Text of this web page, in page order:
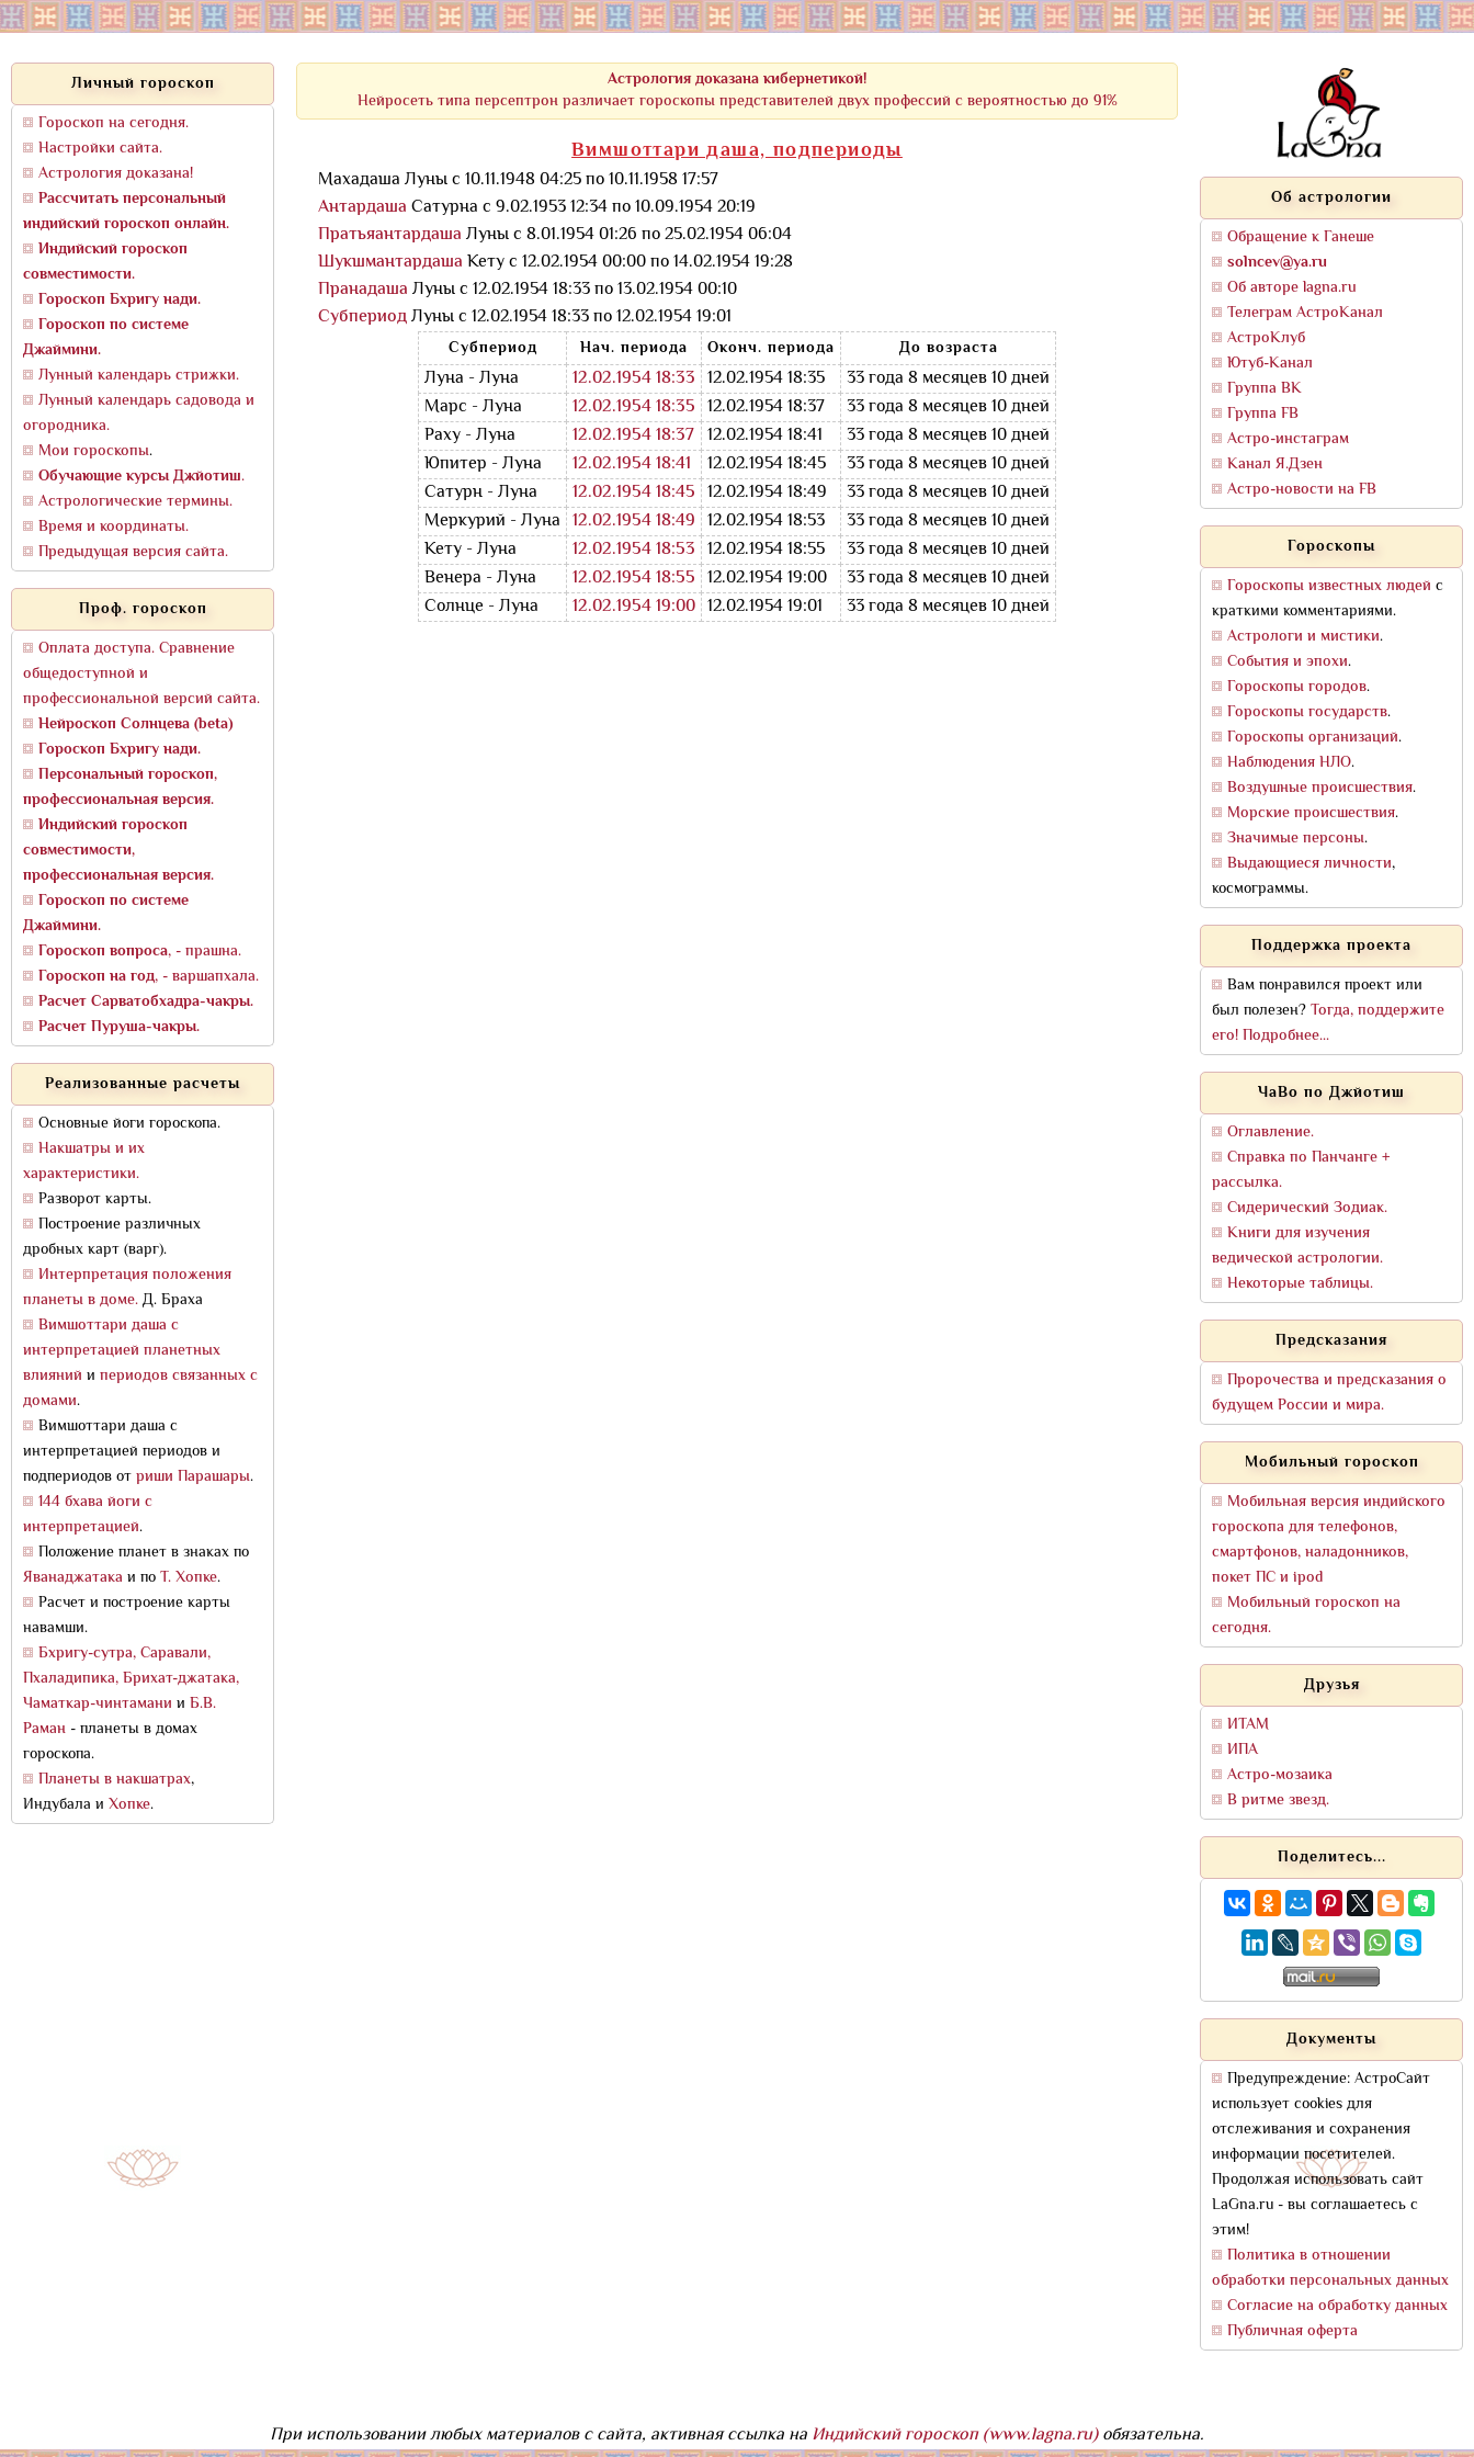
Личный гороскоп
Гороскоп на сегодня.
Настройки сайта.
Астрология доказана!
Рассчитать персональный
индийский гороскоп онлайн.
Индийский гороскоп
совместимости.
Гороскоп Бхригу нади.
Гороскоп по системе
Джаймини.
Лунный календарь стрижки.
Лунный календарь садовода и
огородника.
Мои гороскопы.
Обучающие курсы Джйотиш.
Астрологические термины.
Время и координаты.
Предыдущая версия сайта.
Проф. гороскоп
Оплата доступа. Сравнение
общедоступной и
профессиональной версий сайта.
Нейроскоп Солнцева (beta)
Гороскоп Бхригу нади.
Персональный гороскоп,
профессиональная версия.
Индийский гороскоп
совместимости,
профессиональная версия.
Гороскоп по системе
Джаймини.
Гороскоп вопроса, - прашна.
Гороскоп на год, - варшапхала.
Расчет Сарватобхадра-чакры.
Расчет Пуруша-чакры.
Реализованные расчеты
Основные йоги гороскопа.
Накшатры и их
характеристики.
Разворот карты.
Построение различных
дробных карт (варг).
Интерпретация положения
планеты в доме.Д. Браха
Вимшоттари даша с
интерпретацией планетных
влияний и периодов связанных с
домами.
Вимшоттари даша с
интерпретацией периодов и
подпериодов отриши Парашары.
144 бхава йоги с
интерпретацией.
Положение планет в знаках по
Яванаджатака и поТ. Хопке.
Расчет и построение карты
навамши.
Бхригу-сутра, Саравали,
Пхаладипика, Брихат-джатака,
Чаматкар-чинтамани и Б.В.
Раман - планеты в домах
гороскопа.
Планеты в накшатрах,
Индубала и Хопке.
Астрология доказана кибернетикой!
Нейросеть типа персептрон различает гороскопы представителей двух профессий с вероятностью до 91%
Вимшоттари даша, подпериоды
Махадаша Луны с 10.11.1948 04:25 по 10.11.1958 17:57
Антардаша Сатурна с 9.02.1953 12:34 по 10.09.1954 20:19
Пратьяантардаша Луны с 8.01.1954 01:26 по 25.02.1954 06:04
Шукшмантардаша Кету с 12.02.1954 00:00 по 14.02.1954 19:28
Пранадаша Луны с 12.02.1954 18:33 по 13.02.1954 00:10
СубпериодЛуны с 12.02.1954 18:33 по 12.02.1954 19:01
Субпериод Нач. периода Оконч. периода До возраста
Луна - Луна 12.02.1954 18:33 12.02.1954 18:35
33 года 8 месяцев 10 дней
Марс - Луна
12.02.1954 18:35 12.02.1954 18:37
33 года 8 месяцев 10 дней
Раху - Луна
12.02.1954 18:37 12.02.1954 18:41
33 года 8 месяцев 10 дней
Юпитер - Луна
12.02.1954 18:41 12.02.1954 18:45
33 года 8 месяцев 10 дней
Сатурн - Луна
12.02.1954 18:45 12.02.1954 18:49
33 года 8 месяцев 10 дней
Меркурий - Луна 12.02.1954 18:49 12.02.1954 18:53
33 года 8 месяцев 10 дней
Кету - Луна
12.02.1954 18:53 12.02.1954 18:55
33 года 8 месяцев 10 дней
Венера - Луна
12.02.1954 18:55 12.02.1954 19:00
33 года 8 месяцев 10 дней
Солнце - Луна
12.02.1954 19:00 12.02.1954 19:01 33 года 8 месяцев 10 дней
Об астрологии
Обращение к Ганеше
solncev@ya.ru
Об авторе lagna.ru
Телеграм АстроКанал
АстроКлуб
Ютуб-Канал
Группа ВК
Группа FB
Астро-инстаграм
Канал Я.Дзен
Астро-новости на FB
Гороскопы
Гороскопы известных людей с
краткими комментариями.
Астрологи и мистики.
События и эпохи.
Гороскопы городов.
Гороскопы государств.
Гороскопы организаций.
Наблюдения НЛО.
Воздушные происшествия.
Морские происшествия.
Значимые персоны.
Выдающиеся личности,
космограммы.
Поддержка проекта
Вам понравился проект или
был полезен?Тогда, поддержите
его! Подробнее...
ЧаВо по Джйотиш
Оглавление.
Справка по Панчанге +
рассылка.
Сидерический Зодиак.
Книги для изучения
ведической астрологии.
Некоторые таблицы.
Предсказания
Пророчества и предсказания о
будущем России и мира.
Мобильный гороскоп
Мобильная версия индийского
гороскопа для телефонов,
смартфонов, наладонников,
покет ПС и ipod
Мобильный гороскоп на
сегодня.
Друзья
ИТАМ
ИПА
Астро-мозаика
В ритме звезд.
Поделитесь...
Документы
Предупреждение: АстроСайт
использует cookies для
отслеживания и сохранения
информации посетителей.
Продолжая использовать сайт
LaGna.ru - вы соглашаетесь с
этим!
Политика в отношении
обработки персональных данных
Согласие на обработку данных
Публичная оферта
При использовании любых материалов с сайта, активная ссылка на Индийский гороскоп (www.lagna.ru)обязательна.